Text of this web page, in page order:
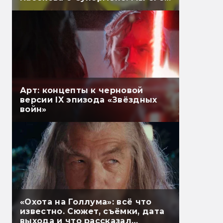
перевели
Арт: концепты к черновой
версии IX эпизода «Звёздных
войн»
«Охота на Голлума»: всё что
известно. Сюжет, съёмки, дата
выхода и что рассказал